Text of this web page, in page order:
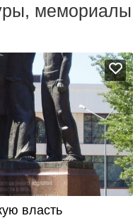
мемориалы
власть